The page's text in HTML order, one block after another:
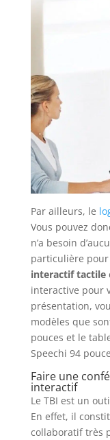
Par ailleurs, le
Vous pouvez
n’a besoin
particulière
interactif tactile
interactive pour
présentation,
modèles que
pouces et le
Speechi 94
Faire une
interactif
Le TBI est un
En effet, il
collaboratif très